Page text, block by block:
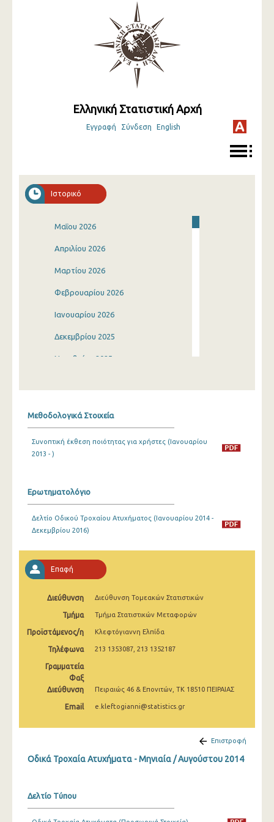
Ελληνική Στατιστική Αρχή
Εγγραφή Σύνδεση English
Ιστορικό
Μαΐου 2026
Απριλίου 2026
Μαρτίου 2026
Φεβρουαρίου 2026
Ιανουαρίου 2026
Δεκεμβρίου 2025
Νοεμβρίου 2025
Ιουλίου 2025
Μαΐου 2025
Μαρτίου 2025
Ιανουαρίου 2025
Δεκεμβρίου 2024
Οκτωβρίου 2024
Σεπτεμβρίου 2024
Αυγούστου 2024
Ιουλίου 2024
Μαΐου 2024
Μαρτίου 2024
Μεθοδολογικά Στοιχεία
Συνοπτική έκθεση ποιότητας για χρήστες (Ιανουαρίου
2013 - )
Ερωτηματολόγιο
Δελτίο Οδικού Τροχαίου Ατυχήματος (Ιανουαρίου 2014 -
Δεκεμβρίου 2016)
Επαφή
Διεύθυνση Διεύθυνση Τομεακών Στατιστικών
Τμήμα Τμήμα Στατιστικών Μεταφορών
Προϊστάμενος/η Κλεφτόγιαννη Ελπίδα
Τηλέφωνα 213 1353087, 213 1352187
Γραμματεία
Φαξ
Διεύθυνση
Πειραιώς 46 & Επονιτών, ΤΚ 18510 ΠΕΙΡΑΙΑΣ
Email e.kleftogianni@statistics.gr
Επιστροφή
Οδικά Τροχαία Ατυχήματα - Μηνιαία / Αυγούστου 2014
Δελτίο Τύπου